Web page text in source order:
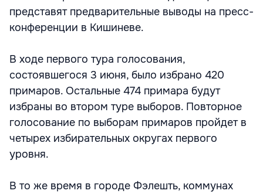
представят предварительные выводы на пресс-
конференции в Кишиневе.
В ходе первого тура голосования,
состоявшегося 3 июня, было избрано 420
примаров. Остальные 474 примара будут
избраны во втором туре выборов. Повторное
голосование по выборам примаров пройдет в
четырех избирательных округах первого
уровня.
В то же время в городе Фэлешть, коммунах